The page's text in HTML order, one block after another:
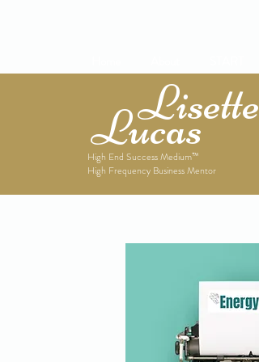
Lisette
Lucas
High End Success Medium™
High Frequency Business Mentor